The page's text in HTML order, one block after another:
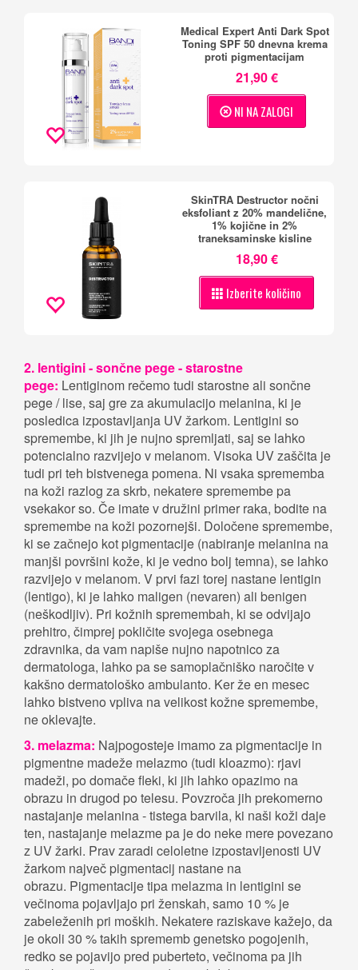
Medical Expert Anti Dark Spot
Toning SPF 50 dnevna krema
proti pigmentacijam
21,90 €
NI NA ZALOGI
SkinTRA Destructor nočni
eksfoliant z 20% mandelične,
1% kojične in 2%
traneksaminske kisline
18,90 €
Izberite količino
2. lentigini - sončne pege - starostne
pege: Lentiginom rečemo tudi starostne ali sončne
pege / lise, saj gre za akumulacijo melanina, ki je
posledica izpostavljanja UV žarkom. Lentigini so
spremembe, ki jih je nujno spremljati, saj se lahko
potencialno razvijejo v melanom. Visoka UV zaščita je
tudi pri teh bistvenega pomena. Ni vsaka sprememba
na koži razlog za skrb, nekatere spremembe pa
vsekakor so. Če imate v družini primer raka, bodite na
spremembe na koži pozornejši. Določene spremembe,
ki se začnejo kot pigmentacije (nabiranje melanina na
manjši površini kože, ki je vedno bolj temna), se lahko
razvijejo v melanom. V prvi fazi torej nastane lentigin
(lentigo), ki je lahko maligen (nevaren) ali benigen
(neškodljiv). Pri kožnih spremembah, ki se odvijajo
prehitro, čimprej pokličite svojega osebnega
zdravnika, da vam napiše nujno napotnico za
dermatologa, lahko pa se samoplačniško naročite v
kakšno dermatološko ambulanto. Ker že en mesec
lahko bistveno vpliva na velikost kožne spremembe,
ne oklevajte.
3. melazma: Najpogosteje imamo za pigmentacije in
pigmentne madeže melazmo (tudi kloazmo): rjavi
madeži, po domače fleki, ki jih lahko opazimo na
obrazu in drugod po telesu. Povzroča jih prekomerno
nastajanje melanina - tistega barvila, ki naši koži daje
ten, nastajanje melazme pa je do neke mere povezano
z UV žarki. Prav zaradi celoletne izpostavljenosti UV
žarkom največ pigmentacij nastane na
obrazu. Pigmentacije tipa melazma in lentigini se
večinoma pojavljajo pri ženskah, samo 10 % je
zabeleženih pri moških. Nekatere raziskave kažejo, da
je okoli 30 % takih sprememb genetsko pogojenih,
redko se pojavijo pred puberteto, večinoma pa jih